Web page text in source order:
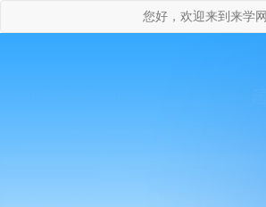
您好，欢迎来到来学网